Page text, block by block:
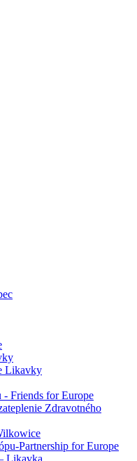
Likavky
- Friends for Europe
Zdravotného
Partnership for Europe
Likavka